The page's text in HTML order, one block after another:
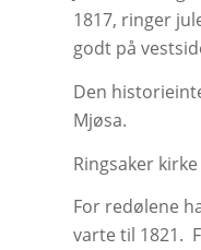
1817, ringer
godt på
Den
Mjøsa.
Ringsaker
For redølene
varte til 1821.